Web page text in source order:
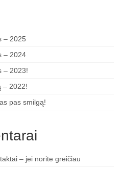
taisyklės/dažnių lentelė
– 2025
– 2024
– 2023!
– 2022!
pas smilgą!
– jei norite greičiau